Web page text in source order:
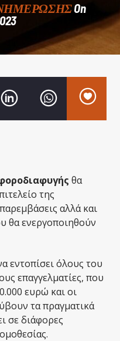
On
θα
της
αλλά και
θα ενεργοποιηθούν
εντοπίσει όλους του
επαγγελματίες, που
ευρώ και οι
τα πραγματικά
σε διάφορες